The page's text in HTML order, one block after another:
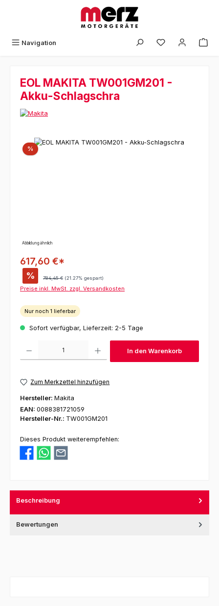
Navigation
EOL MAKITA TW001GM201 -
Akku-Schlagschra
Bildergalerie überspringen
% Rabatt
Abbildung ähnlich
617,60 €*
% Regulärer Preis:
784,45 € (21.27% gespart)
Preise inkl. MwSt. zzgl. Versandkosten
Nur noch 1 lieferbar
Sofort verfügbar, Lieferzeit: 2-5 Tage
In den Warenkorb
Zum Merkzettel hinzufügen
Hersteller: Makita
EAN: 0088381721059
Hersteller-Nr.: TW001GM201
Dieses Produkt weiterempfehlen:
Beschreibung
Bewertungen